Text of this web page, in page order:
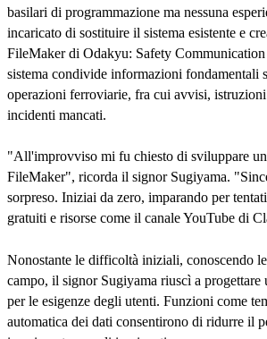
basilari di programmazione ma nessuna
incaricato di sostituire il sistema esistente e
FileMaker di Odakyu: Safety Communication
sistema condivide informazioni fondamentali
operazioni ferroviarie, fra cui avvisi,
incidenti mancati.
"All'improvviso mi fu chiesto di sviluppare
FileMaker", ricorda il signor Sugiyama.
sorpreso. Iniziai da zero, imparando per
gratuiti e risorse come il canale YouTube di
Nonostante le difficoltà iniziali, conoscendo
campo, il signor Sugiyama riuscì a progettare
per le esigenze degli utenti. Funzioni come
automatica dei dati consentirono di ridurre il